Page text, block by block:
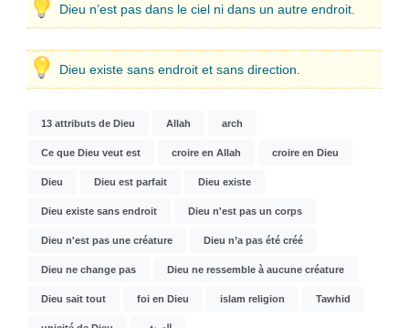
Dieu n’est pas dans le ciel ni dans un autre endroit.
Dieu existe sans endroit et sans direction.
13 attributs de Dieu Allah arch
Ce que Dieu veut est croire en Allah croire en Dieu
Dieu Dieu est parfait Dieu existe
Dieu existe sans endroit Dieu n'est pas un corps
Dieu n'est pas une créature Dieu n’a pas été créé
Dieu ne change pas Dieu ne ressemble à aucune créature
Dieu sait tout foi en Dieu islam religion Tawhid